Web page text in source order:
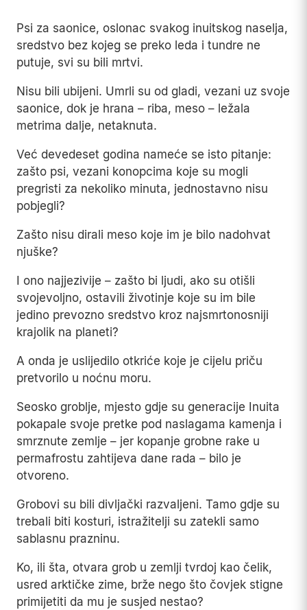
Psi za saonice, oslonac svakog inuitskog naselja,
sredstvo bez kojeg se preko leda i tundre ne
putuje, svi su bili mrtvi.
Nisu bili ubijeni. Umrli su od gladi, vezani uz svoje
saonice, dok je hrana – riba, meso – ležala
metrima dalje, netaknuta.
Već devedeset godina nameće se isto pitanje:
zašto psi, vezani konopcima koje su mogli
pregristi za nekoliko minuta, jednostavno nisu
pobjegli?
Zašto nisu dirali meso koje im je bilo nadohvat
njuške?
I ono najjezivije – zašto bi ljudi, ako su otišli
svojevoljno, ostavili životinje koje su im bile
jedino prevozno sredstvo kroz najsmrtonosniji
krajolik na planeti?
A onda je uslijedilo otkriće koje je cijelu priču
pretvorilo u noćnu moru.
Seosko groblje, mjesto gdje su generacije Inuita
pokapale svoje pretke pod naslagama kamenja i
smrznute zemlje – jer kopanje grobne rake u
permafrostu zahtijeva dane rada – bilo je
otvoreno.
Grobovi su bili divljački razvaljeni. Tamo gdje su
trebali biti kosturi, istražitelji su zatekli samo
sablasnu prazninu.
Ko, ili šta, otvara grob u zemlji tvrdoj kao čelik,
usred arktičke zime, brže nego što čovjek stigne
primijetiti da mu je susjed nestao?